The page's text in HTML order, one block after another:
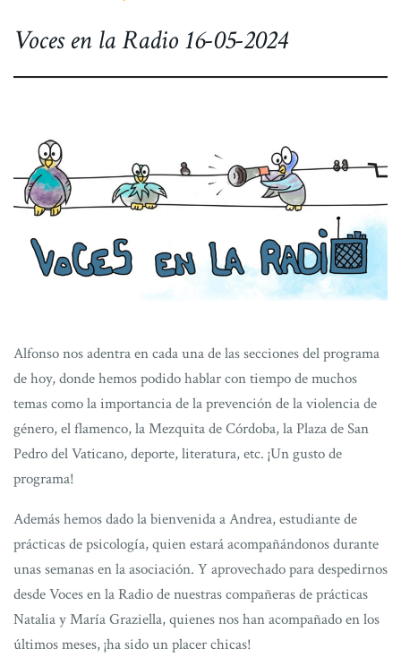
Voces en la Radio 16-05-2024
Alfonso nos adentra en cada una de las secciones del programa
de hoy, donde hemos podido hablar con tiempo de muchos
temas como la importancia de la prevención de la violencia de
género, el flamenco, la Mezquita de Córdoba, la Plaza de San
Pedro del Vaticano, deporte, literatura, etc. ¡Un gusto de
programa!
Además hemos dado la bienvenida a Andrea, estudiante de
prácticas de psicología, quien estará acompañándonos durante
unas semanas en la asociación. Y aprovechado para despedirnos
desde Voces en la Radio de nuestras compañeras de prácticas
Natalia y María Graziella, quienes nos han acompañado en los
últimos meses, ¡ha sido un placer chicas!